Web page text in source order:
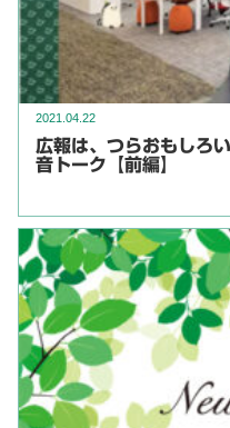
2021.04.22
広報は、つらおもしろ
音トーク【前編】